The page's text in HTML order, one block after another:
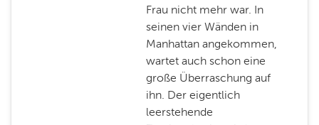
Frau nicht mehr war. In
seinen vier Wänden in
Manhattan angekommen,
wartet auch schon eine
große Überraschung auf
ihn. Der eigentlich
leerstehende